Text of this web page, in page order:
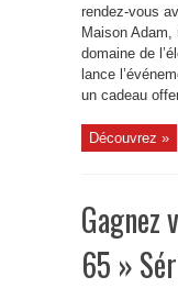
rendez-vous
Maison
domaine de
lance
un cadeau
Découvrez »
Gagnez
65 »